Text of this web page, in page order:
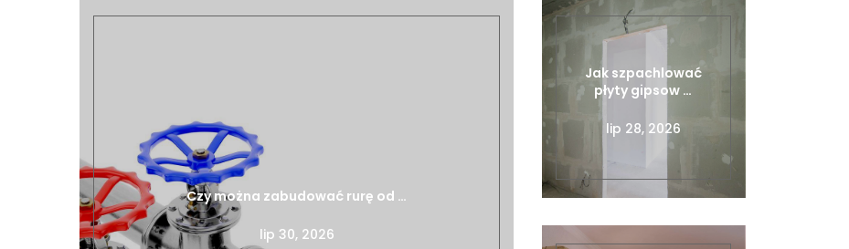
Czy można zabudować rurę od …
lip 30, 2026
Jak szpachlować
płyty gipsow …
lip 28, 2026